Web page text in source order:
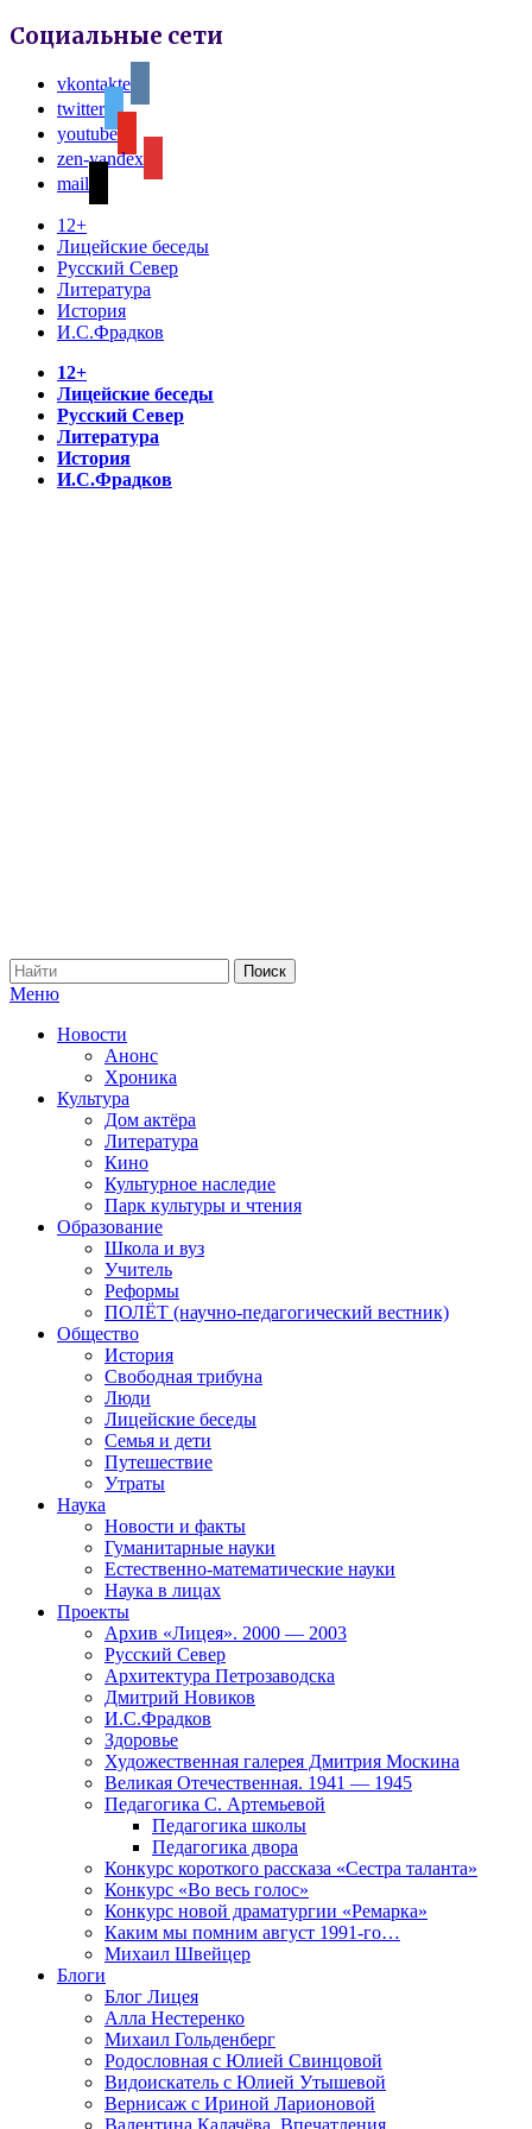
Социальные сети
vkontakte
twitter
youtube
zen-yandex
mail
12+
Лицейские беседы
Русский Север
Литература
История
И.С.Фрадков
12+
Лицейские беседы
Русский Север
Литература
История
И.С.Фрадков
Меню
Новости
Анонс
Хроника
Культура
Дом актёра
Литература
Кино
Культурное наследие
Парк культуры и чтения
Образование
Школа и вуз
Учитель
Реформы
ПОЛЁТ (научно-педагогический вестник)
Общество
История
Свободная трибуна
Люди
Лицейские беседы
Семья и дети
Путешествие
Утраты
Наука
Новости и факты
Гуманитарные науки
Естественно-математические науки
Наука в лицах
Проекты
Архив «Лицея». 2000 — 2003
Русский Север
Архитектура Петрозаводска
Дмитрий Новиков
И.С.Фрадков
Здоровье
Художественная галерея Дмитрия Москина
Великая Отечественная. 1941 — 1945
Педагогика С. Артемьевой
Педагогика школы
Педагогика двора
Конкурс короткого рассказа «Сестра таланта»
Конкурс «Во весь голос»
Конкурс новой драматургии «Ремарка»
Каким мы помним август 1991-го…
Михаил Швейцер
Блоги
Блог Лицея
Алла Нестеренко
Михаил Гольденберг
Родословная с Юлией Свинцовой
Видоискатель с Юлией Утышевой
Вернисаж с Ириной Ларионовой